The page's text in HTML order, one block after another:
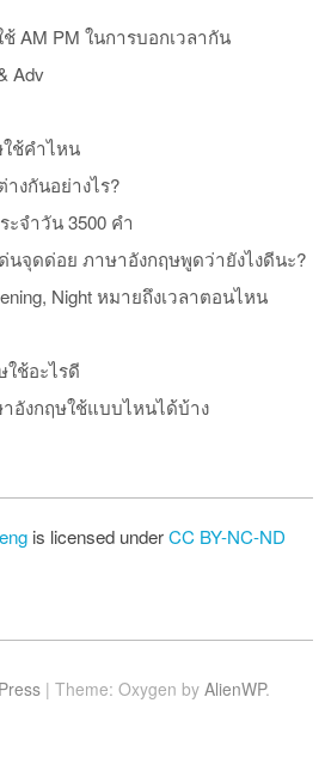
AM PM ในการบอกเวลากัน
Adv
ช้คำไหน
งกันอย่างไร?
จำวัน 3500 คำ
นจุดด่อย ภาษาอังกฤษพูดว่ายังไงดีนะ?
Night หมายถึงเวลาตอนไหน
ช้อะไรดี
อังกฤษใช้แบบไหนได้บ้าง
is licensed underCC BY-NC-ND
| Theme: Oxygen by AlienWP.